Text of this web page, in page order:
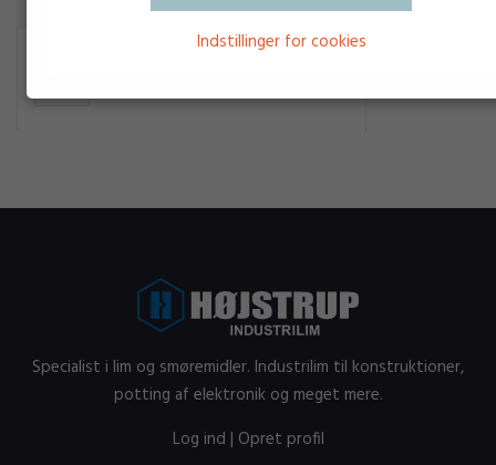
Specialist i lim og smøremidler. Industrilim til konstruktioner,
potting af elektronik og meget mere.
Log ind | Opret profil
Indstillinger for cookies